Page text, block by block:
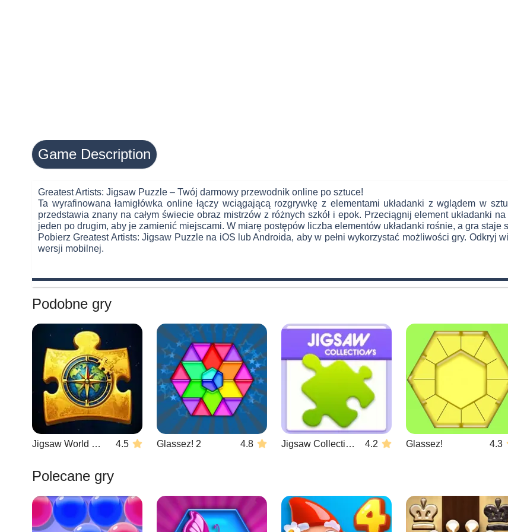
Game Description
Greatest Artists: Jigsaw Puzzle – Twój darmowy przewodnik online po sztuce!
Ta wyrafinowana łamigłówka online łączy wciągającą rozgrywkę z elementami układanki z wglądem w
przedstawia znany na całym świecie obraz mistrzów z różnych szkół i epok. Przeciągnij element układanki
jeden po drugim, aby je zamienić miejscami. W miarę postępów liczba elementów układanki rośnie, a gra staje
Pobierz Greatest Artists: Jigsaw Puzzle na iOS lub Androida, aby w pełni wykorzystać możliwości gry. Odkryj
wersji mobilnej.
Podobne gry
Jigsaw World Challenge 4.5 Glassez! 2 4.8 Jigsaw Collections 4.2 Glassez! 4.3
Polecane gry